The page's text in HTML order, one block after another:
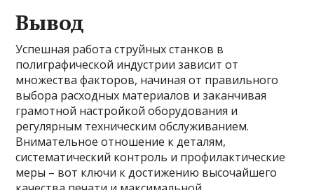
Вывод
Успешная работа струйных станков в
полиграфической индустрии зависит от
множества факторов, начиная от правильного
выбора расходных материалов и заканчивая
грамотной настройкой оборудования и
регулярным техническим обслуживанием.
Внимательное отношение к деталям,
систематический контроль и профилактические
меры – вот ключи к достижению высочайшего